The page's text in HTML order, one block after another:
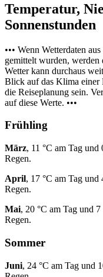
Temperatur,
Sonnenstunden
••• Wenn Wetterdaten
gemittelt wurden, werden
Wetter kann durchaus
Blick auf das Klima einer
die Reiseplanung sein.
auf diese Werte. •••
Frühling
März, 11 °C am Tag
Regen.
April, 17 °C am Tag
Regen.
Mai, 20 °C am Tag und
Regen.
Sommer
Juni, 24 °C am Tag und